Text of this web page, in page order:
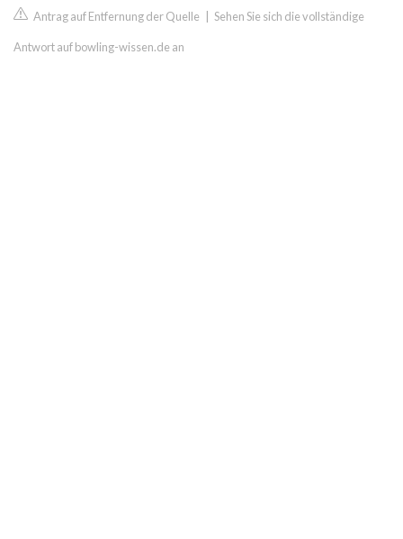
Antrag auf Entfernung der Quelle Sehen Sie sich die vollständige
Antwort auf bowling-wissen.de an